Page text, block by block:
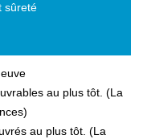
sûreté
au plus tôt. (La
au plus tôt. (La